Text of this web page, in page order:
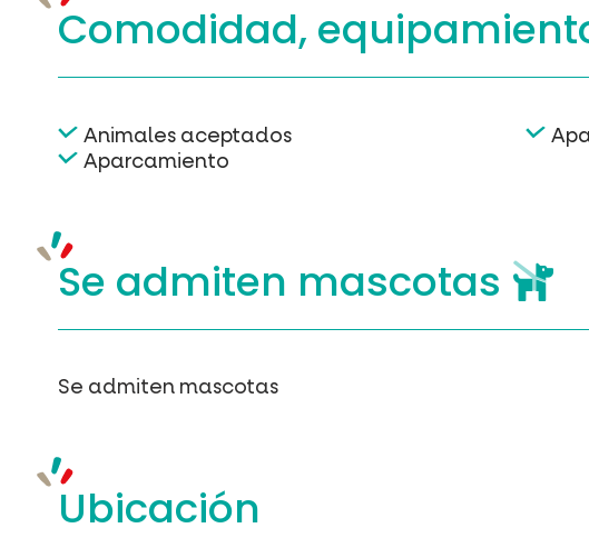
Comodidad,
Animales aceptados
Aparcamiento
Se admiten mascotas
Se admiten mascotas
Ubicación